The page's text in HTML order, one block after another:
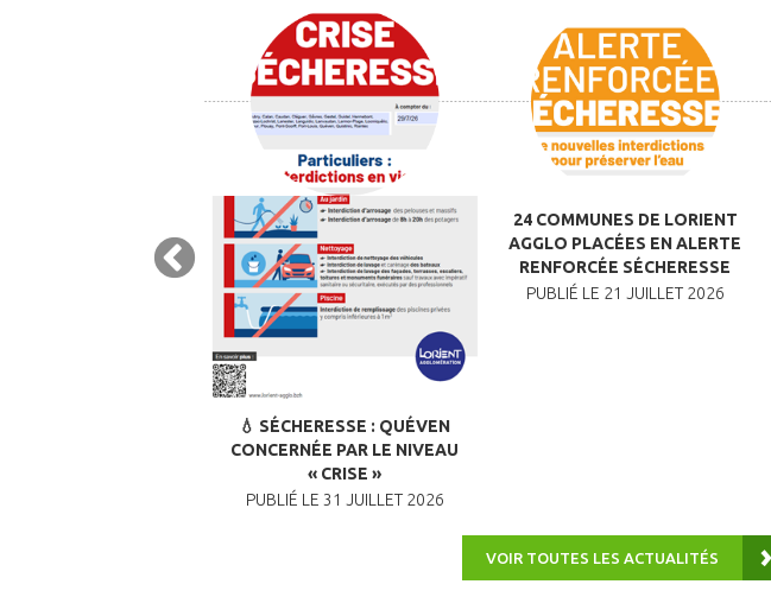
AUX HORAIRES
💧 SÉCHERESSE : QUÉVEN
CONCERNÉE PAR LE NIVEAU
« CRISE »
PUBLIÉ LE 31 JUILLET 2026
24 COMMUNES DE LORIENT
AGGLO PLACÉES EN ALERTE
RENFORCÉE SÉCHERESSE
PUBLIÉ LE 21 JUILLET 2026
VOIR TOUTES LES ACTUALITÉS